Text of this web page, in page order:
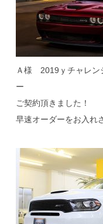
Ａ様 2019ｙチャレン
ー
ご契約頂きました！
早速オーダーをお入れ